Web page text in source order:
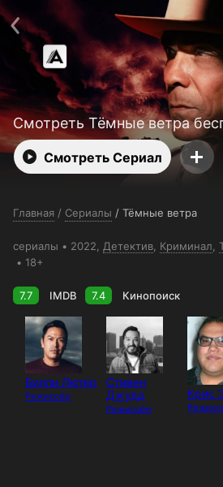
Смотреть Тёмные ветра
Смотреть Сериал
Главная / Сериалы / Тёмные ветра
сериалы 2022, Детектив Криминал
18+
7.7 IMDB 7.4 Кинопоиск
Билли Лютер
Режиссёр
Стивен
Джудд
Режиссёр
Крис
Поддержка: support@24h.tv
О сервисе
Пользовательское
Политика конфиденциальности
Открыть приложение
Ввести
Установить на ТВ
Бесплатные